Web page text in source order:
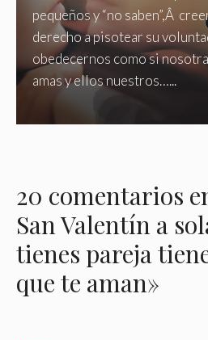
pequeños y “no saben”,Â
derecho a pisotear su
obedecernos como si
amas y ellos nuestros…...
20 comentarios
San Valentín a
tienes pareja
que te aman»